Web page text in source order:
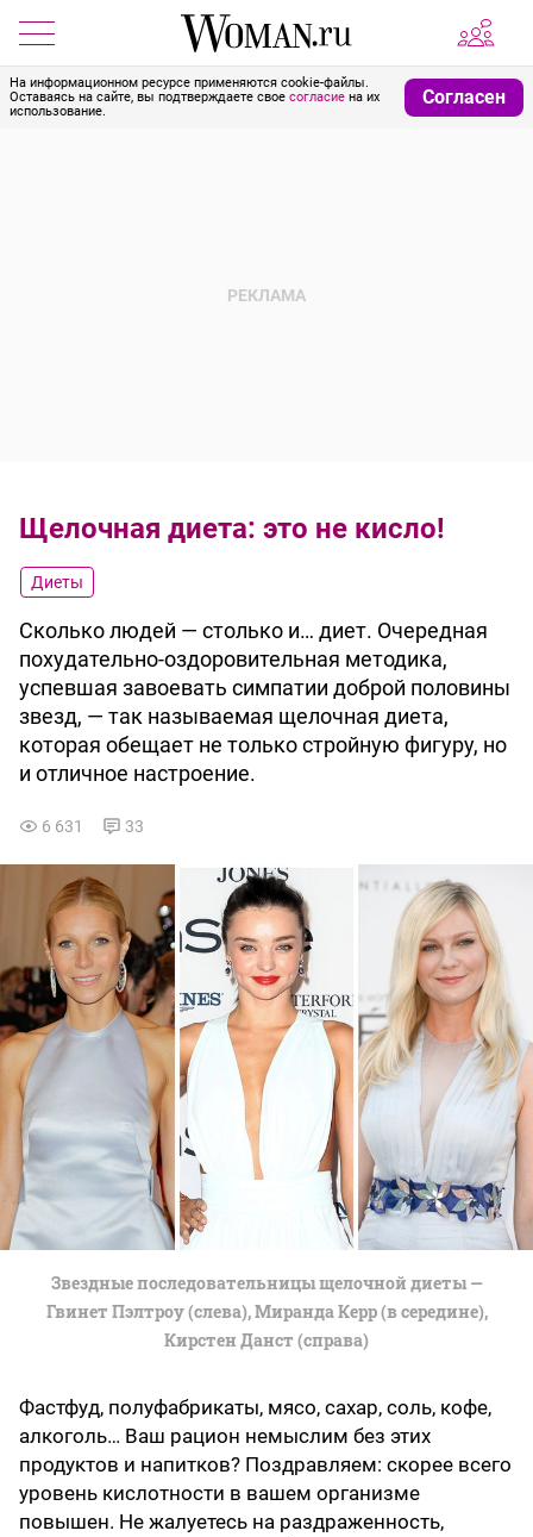
На информационном ресурсе применяются cookie-файлы.
Оставаясь на сайте, вы подтверждаете свое согласие на их
использование.
Согласен
Щелочная диета: это не кисло!
Диеты
Сколько людей — столько и… диет. Очередная
похудательно-оздоровительная методика,
успевшая завоевать симпатии доброй половины
звезд, — так называемая щелочная диета,
которая обещает не только стройную фигуру, но
и отличное настроение.
6 631 33
Звездные последовательницы щелочной диеты —
Гвинет Пэлтроу (слева), Миранда Керр (в середине),
Кирстен Данст (справа)
Фастфуд, полуфабрикаты, мясо, сахар, соль, кофе,
алкоголь… Ваш рацион немыслим без этих
продуктов и напитков? Поздравляем: скорее всего
уровень кислотности в вашем организме
повышен. Не жалуетесь на раздраженность,